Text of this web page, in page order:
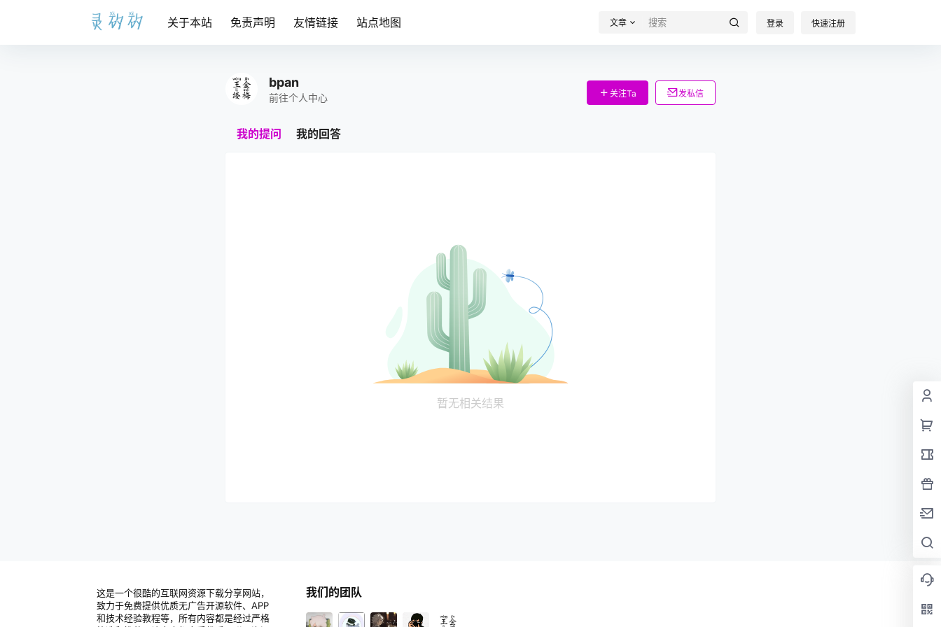
关于本站 免责声明 友情链接 站点地图 文章 登录 快速注册
bpan
前往个人中心 关注Ta 发私信
我的提问 我的回答
暂无相关结果
这是一个很酷的互联网资源下载分享网站，
致力于免费提供优质无广告开源软件、APP
和技术经验教程等，所有内容都是经过严格
我们的团队